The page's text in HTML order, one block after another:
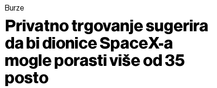
Burze
Privatno trgovanje sugerira
da bi dionice SpaceX-a
mogle porasti više od 35
posto